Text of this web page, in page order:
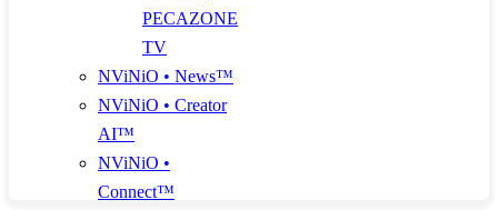
PECAZONE
TV
NViNiO • News™
NViNiO • Creator
AI™
NViNiO •
Connect™